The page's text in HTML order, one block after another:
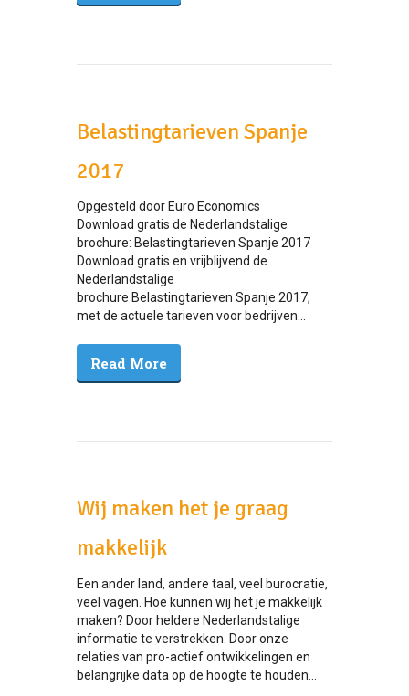
Belastingtarieven Spanje
2017
Opgesteld door Euro Economics
Download gratis de Nederlandstalige
brochure: Belastingtarieven Spanje 2017
Download gratis en vrijblijvend de
Nederlandstalige
brochure Belastingtarieven Spanje 2017,
met de actuele tarieven voor bedrijven...
Read More
Wij maken het je graag
makkelijk
Een ander land, andere taal, veel burocratie,
veel vagen. Hoe kunnen wij het je makkelijk
maken? Door heldere Nederlandstalige
informatie te verstrekken. Door onze
relaties van pro-actief ontwikkelingen en
belangrijke data op de hoogte te houden...